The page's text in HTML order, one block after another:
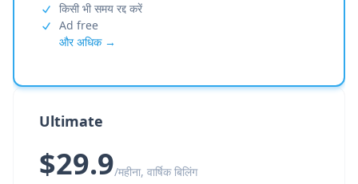
किसी भी समय रद्द करें
Ad free
और अधिक →
Ultimate
$29.9/महीना, वार्षिक बिलिंग